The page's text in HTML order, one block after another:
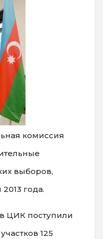
комиссия
выборов,
года.
ЦИК поступили
125